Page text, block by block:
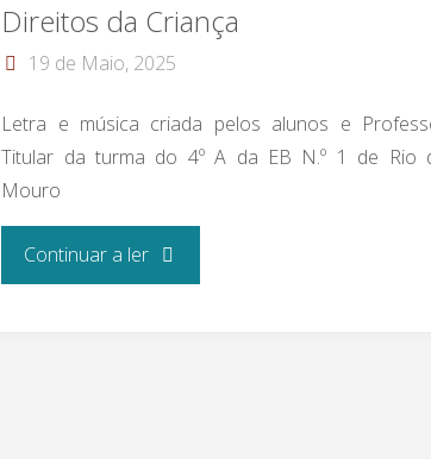
Direitos da Criança
19 de Maio, 2025
Letra e música criada pelos alunos e
Titular da turma do 4º A da EB N.º 1 de Rio
Mouro
Continuar a ler"Direitos da